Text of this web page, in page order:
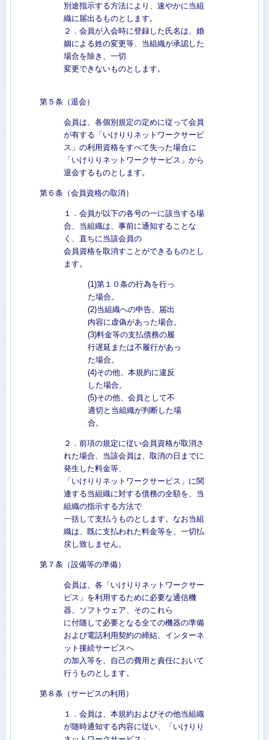
別途指示する方法により、速やかに当組
織に届出るものとします。
２．会員が入会時に登録した氏名は、婚
姻による姓の変更等、当組織が承認した
場合を除き、一切
変更できないものとします。
第５条（退会）
会員は、各個別規定の定めに従って会員
が有する「いけりりネットワークサービ
ス」の利用資格をすべて失った場合に
「いけりりネットワークサービス」から
退会するものとします。
第６条（会員資格の取消）
１．会員が以下の各号の一に該当する場
合、当組織は、事前に通知することな
く、直ちに当該会員の
会員資格を取消すことができるものとし
ます。
(1)第１０条の行為を行っ
た場合。
(2)当組織への申告、届出
内容に虚偽があった場合。
(3)料金等の支払債務の履
行遅延または不履行があっ
た場合。
(4)その他、本規約に違反
した場合。
(5)その他、会員として不
適切と当組織が判断した場
合。
２．前項の規定に従い会員資格が取消さ
れた場合、当該会員は、取消の日までに
発生した料金等、
「いけりりネットワークサービス」に関
連する当組織に対する債務の全額を、当
組織の指示する方法で
一括して支払うものとします。なお当組
織は、既に支払われた料金等を、一切払
戻し致しません。
第７条（設備等の準備）
会員は、各「いけりりネットワークサー
ビス」を利用するために必要な通信機
器、ソフトウェア、そのこれら
に付随して必要となる全ての機器の準備
および電話利用契約の締結、インターネ
ット接続サービスへ
の加入等を、自己の費用と責任において
行うものとします。
第８条（サービスの利用）
１．会員は、本規約およびその他当組織
が随時通知する内容に従い、「いけりり